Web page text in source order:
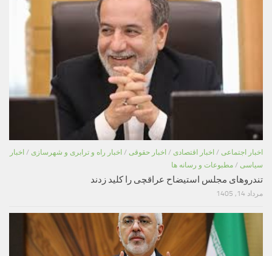
اخبار اجتماعی / اخبار اقتصادی / اخبار حقوقی / اخبار راه و ترابری و شهرسازی / اخبار
سیاسی / مطبوعات و رسانه ها
تندروهای مجلس استیضاح عراقچی را کلید زدند
مرداد 14, 1405